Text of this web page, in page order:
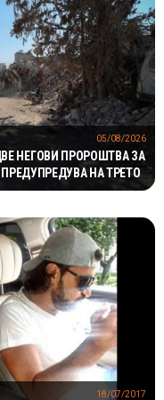
НЕГОВИ ПРОРОШТВА ЗА
ПРЕДУПРЕДУВА НА ТРЕТО
05/08/2026
18/07/2017